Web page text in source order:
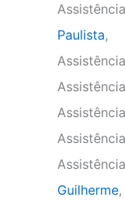
Paulista,
Guilherme,